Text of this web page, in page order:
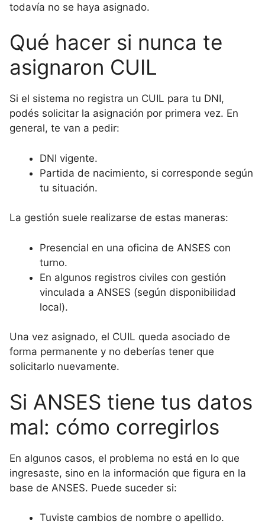
todavía no se haya asignado.
Qué hacer si nunca te
asignaron CUIL
Si el sistema no registra un CUIL para tu DNI,
podés solicitar la asignación por primera vez. En
general, te van a pedir:
DNI vigente.
Partida de nacimiento, si corresponde según
tu situación.
La gestión suele realizarse de estas maneras:
Presencial en una oficina de ANSES con
turno.
En algunos registros civiles con gestión
vinculada a ANSES (según disponibilidad
local).
Una vez asignado, el CUIL queda asociado de
forma permanente y no deberías tener que
solicitarlo nuevamente.
Si ANSES tiene tus datos
mal: cómo corregirlos
En algunos casos, el problema no está en lo que
ingresaste, sino en la información que figura en la
base de ANSES. Puede suceder si:
Tuviste cambios de nombre o apellido.